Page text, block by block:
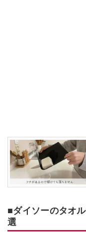
■ダイソーのタオ
選